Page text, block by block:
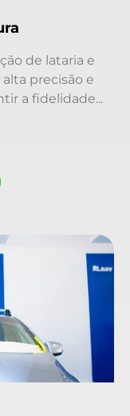
de lataria e
precisão e
a fidelidade...